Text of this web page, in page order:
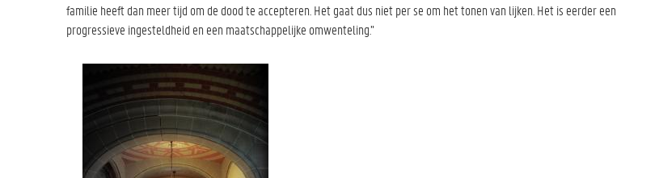
familie heeft dan meer tijd om de dood te accepteren. Het gaat dus niet per se om het tonen van lijken. Het is eerder een
progressieve ingesteldheid en een maatschappelijke omwenteling.”